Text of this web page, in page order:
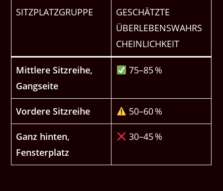
SITZPLATZGRUPPE
GESCHÄTZTE
ÜBERLEBENSWAHRS
CHEINLICHKEIT
Mittlere Sitzreihe,
Gangseite
75–85 %
Vordere Sitzreihe 50–60 %
Ganz hinten,
Fensterplatz
30–45 %